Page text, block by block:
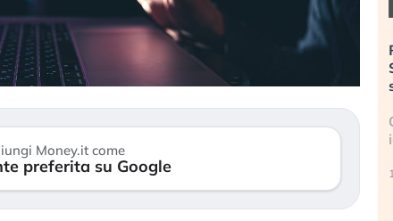
Money.it come
preferita su Google
Investitori
lo scoppio
Quando la finanza pesa più
dell’economia reale. L’America sta
ripetendo gli errori del 2008?
sempre più sganciata dall’economia
reale. (…)
24 luglio 2026